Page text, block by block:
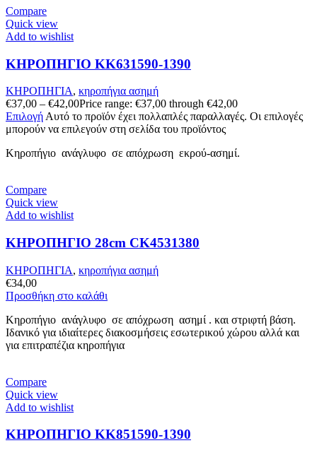
Compare
Quick view
Add to wishlist
ΚΗΡΟΠΗΓΙΟ KK631590-1390
ΚΗΡΟΠΗΓΙΑ, κηροπήγια ασημή
€37,00 – €42,00Price range: €37,00 through €42,00
Επιλογή Αυτό το προϊόν έχει πολλαπλές παραλλαγές. Οι επιλογές
μπορούν να επιλεγούν στη σελίδα του προϊόντος
Κηροπήγιο ανάγλυφo σε απόχρωση εκρού-ασημί.
Compare
Quick view
Add to wishlist
ΚΗΡΟΠΗΓΙΟ 28cm CK4531380
ΚΗΡΟΠΗΓΙΑ, κηροπήγια ασημή
€34,00
Προσθήκη στο καλάθι
Κηροπήγιο ανάγλυφo σε απόχρωση ασημί . και στριφτή βάση.
Ιδανικό για ιδιαίτερες διακοσμήσεις εσωτερικού χώρου αλλά και
για επιτραπέζια κηροπήγια
Compare
Quick view
Add to wishlist
ΚΗΡΟΠΗΓΙΟ KK851590-1390